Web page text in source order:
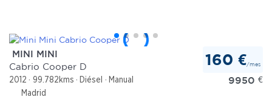
MINI MINI
Cabrio Cooper D
2012 99.782kms Diésel
Manual
Madrid
160 €/mes
9950 €